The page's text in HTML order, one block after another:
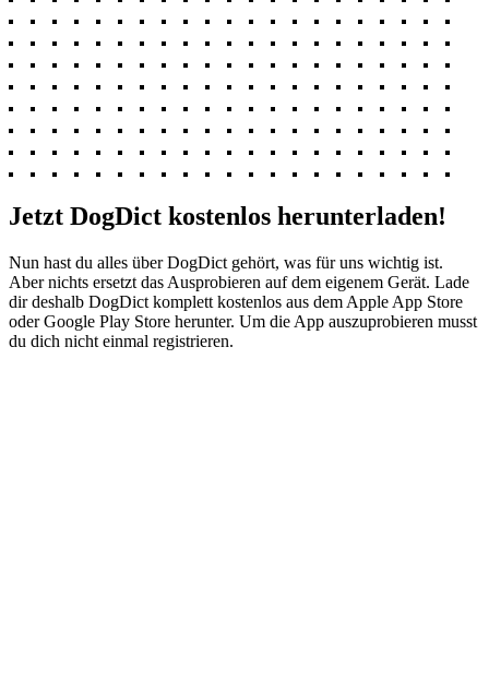
Jetzt DogDict kostenlos herunterladen!
Nun hast du alles über DogDict gehört, was für uns wichtig ist.
Aber nichts ersetzt das Ausprobieren auf dem eigenem Gerät. Lade
dir deshalb DogDict komplett kostenlos aus dem Apple App Store
oder Google Play Store herunter. Um die App auszuprobieren musst
du dich nicht einmal registrieren.